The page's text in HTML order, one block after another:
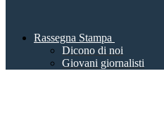
Rassegna Stampa
Dicono di noi
Giovani giornalisti